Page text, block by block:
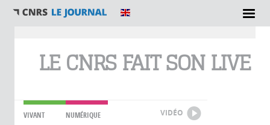
LE CNRS FAIT SON LIVE
VIVANT NUMÉRIQUE VIDÉO